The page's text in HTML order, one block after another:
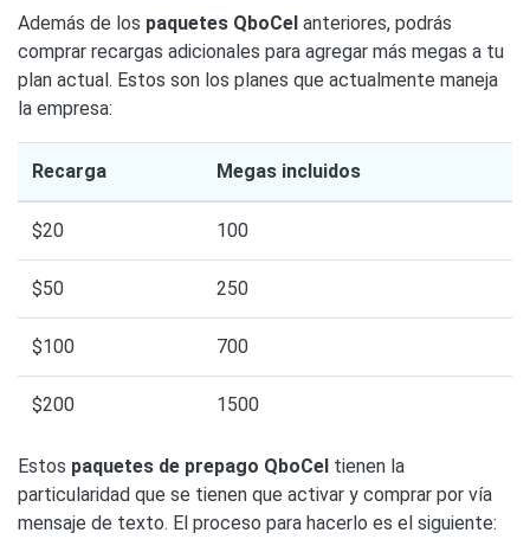
Además de los paquetes QboCel anteriores, podrás
comprar recargas adicionales para agregar más megas a tu
plan actual. Estos son los planes que actualmente maneja
la empresa:
Recarga Megas incluidos
$20 100
$50 250
$100 700
$200 1500
Estos paquetes de prepago QboCel tienen la
particularidad que se tienen que activar y comprar por vía
mensaje de texto. El proceso para hacerlo es el siguiente: